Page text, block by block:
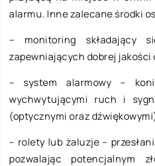
alarmu. Inne zalecane środki
– monitoring składający
zapewniających dobrej jakości
– system alarmowy –
wychwytującymi ruch i
(optycznymi oraz
– rolety lub żaluzje –
pozwalając potencjalnym